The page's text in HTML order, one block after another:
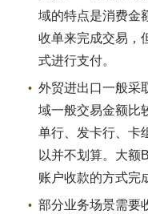
域的特点是消费金
收单来完成交易，
式进行支付。
外贸进出口一般采
域一般交易金额比
单行、发卡行、卡
以并不划算。大额
账户收款的方式完
部分业务场景需要